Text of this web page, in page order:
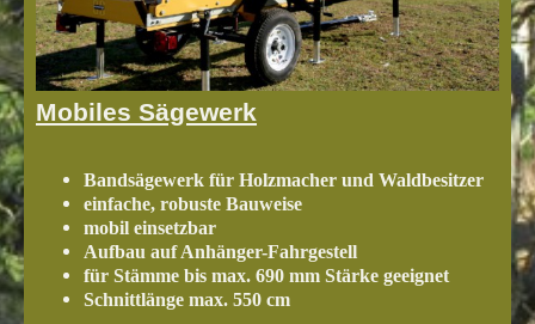
Mobiles Sägewerk
Bandsägewerk für Holzmacher und Waldbesitzer
einfache, robuste Bauweise
mobil einsetzbar
Aufbau auf Anhänger-Fahrgestell
für Stämme bis max. 690 mm Stärke geeignet
Schnittlänge max. 550 cm